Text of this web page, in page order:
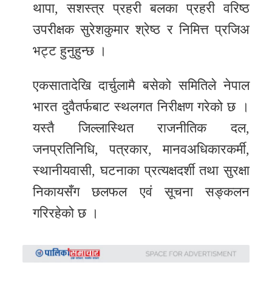
थापा, सशस्त्र प्रहरी बलका प्रहरी वरिष्ठ
उपरीक्षक सुरेशकुमार श्रेष्ठ र निमित्त प्रजिअ
भट्ट हुनुहुन्छ ।
एकसातादेखि दार्चुलामै बसेको समितिले नेपाल
भारत दुवैतर्फबाट स्थलगत निरीक्षण गरेको छ ।
यस्तै जिल्लास्थित राजनीतिक दल,
जनप्रतिनिधि, पत्रकार, मानवअधिकारकर्मी,
स्थानीयवासी, घटनाका प्रत्यक्षदर्शी तथा सुरक्षा
निकायसँग छलफल एवं सूचना सङ्कलन
गरिरहेको छ ।